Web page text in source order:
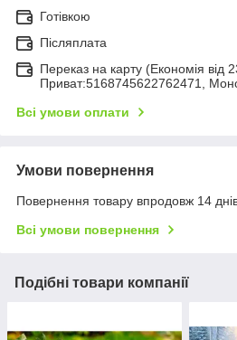
Готівкою
Післяплата
Переказ на карту (Економія від
Приват:5168745622762471,
Всі умови оплати
Умови повернення
Повернення товару впродовж 14
Всі умови повернення
Подібні товари компанії